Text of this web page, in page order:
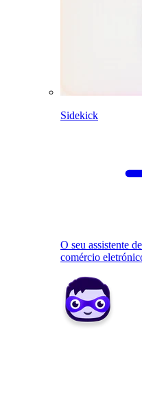
Sidekick
O seu assistente
comércio